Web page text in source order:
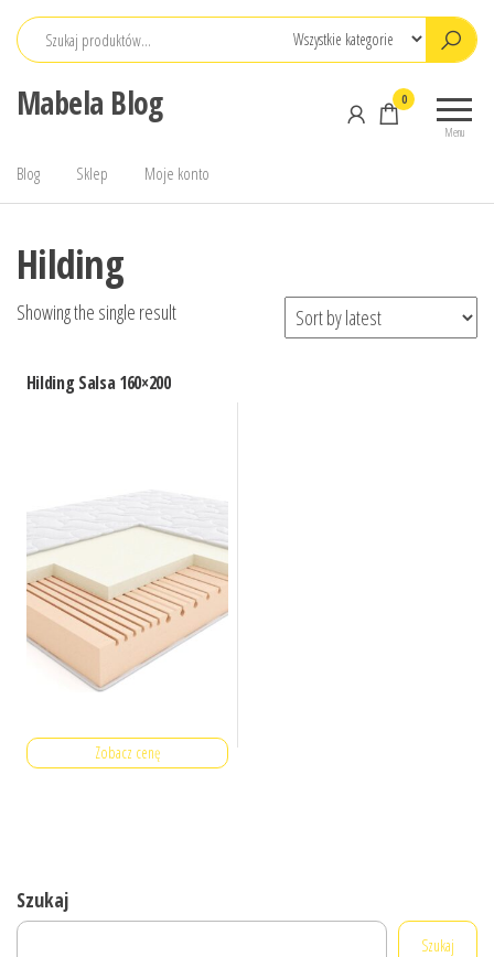
Przejdź
Mabela Blog
Menu
0
Blog Sklep Moje konto
Hilding
Showing the single result
Hilding Salsa 160×200
Zobacz cenę
Szukaj
Szukaj